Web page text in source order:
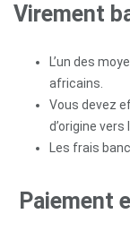
Virement
L’un des
africains.
Vous devez
d’origine
Les frais
Paiement